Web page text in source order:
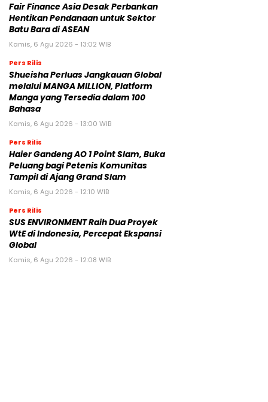
Fair Finance Asia Desak Perbankan
Hentikan Pendanaan untuk Sektor
Batu Bara di ASEAN
Kamis, 6 Agu 2026 - 13:02 WIB
Pers Rilis
Shueisha Perluas Jangkauan Global
melalui MANGA MILLION, Platform
Manga yang Tersedia dalam 100
Bahasa
Kamis, 6 Agu 2026 - 13:00 WIB
Pers Rilis
Haier Gandeng AO 1 Point Slam, Buka
Peluang bagi Petenis Komunitas
Tampil di Ajang Grand Slam
Kamis, 6 Agu 2026 - 12:10 WIB
Pers Rilis
SUS ENVIRONMENT Raih Dua Proyek
WtE di Indonesia, Percepat Ekspansi
Global
Kamis, 6 Agu 2026 - 12:08 WIB